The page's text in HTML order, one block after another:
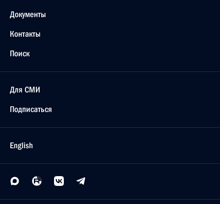
Документы
Контакты
Поиск
Для СМИ
Подписаться
English